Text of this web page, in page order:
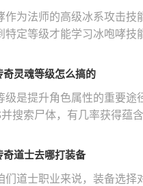
作为法师的高级冰系攻击
特定等级才能学习冰咆哮
奇灵魂等级怎么搞的
级是提升角色属性的重要
并搜索尸体，有几率获得蕴
奇道士去哪打装备
们道士职业来说，装备选